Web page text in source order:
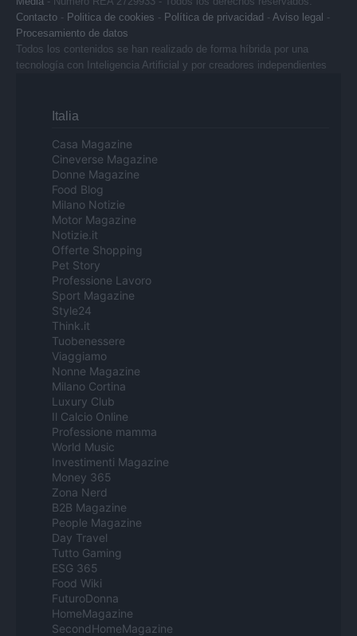
Contacto - Politica de cookies - Política de privacidad - Aviso legal -
Procesamiento de datos
Todos los contenidos se han realizado de forma híbrida por una
tecnología con Inteligencia Artificial y por creadores independientes
Italia
Casa Magazine
Cineverse Magazine
Donne Magazine
Food Blog
Milano Notizie
Motor Magazine
Notizie.it
Offerte Shopping
Pet Story
Professione Lavoro
Sport Magazine
Style24
Think.it
Tuobenessere
Viaggiamo
Nonne Magazine
Milano Cortina
Luxury Club
Il Calcio Online
Professione mamma
World Music
Investimenti Magazine
Money 365
Zona Nerd
B2B Magazine
People Magazine
Day Travel
Tutto Gaming
ESG 365
Food Wiki
FuturoDonna
HomeMagazine
SecondHomeMagazine